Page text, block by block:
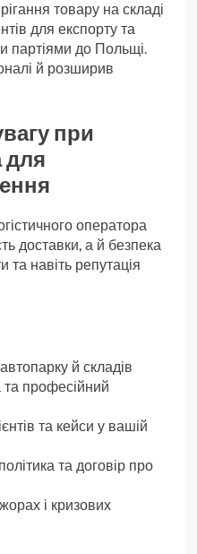
товару на складі
для експорту та
партіями до Польщі.
й розширив
при
для
оператора
доставки, а й безпека
та навіть репутація
й складів
та професійний
та кейси у вашій
та договір про
і кризових